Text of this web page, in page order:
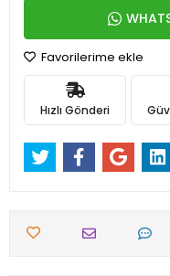
Favorilerime ekle
Hızlı Gönderi